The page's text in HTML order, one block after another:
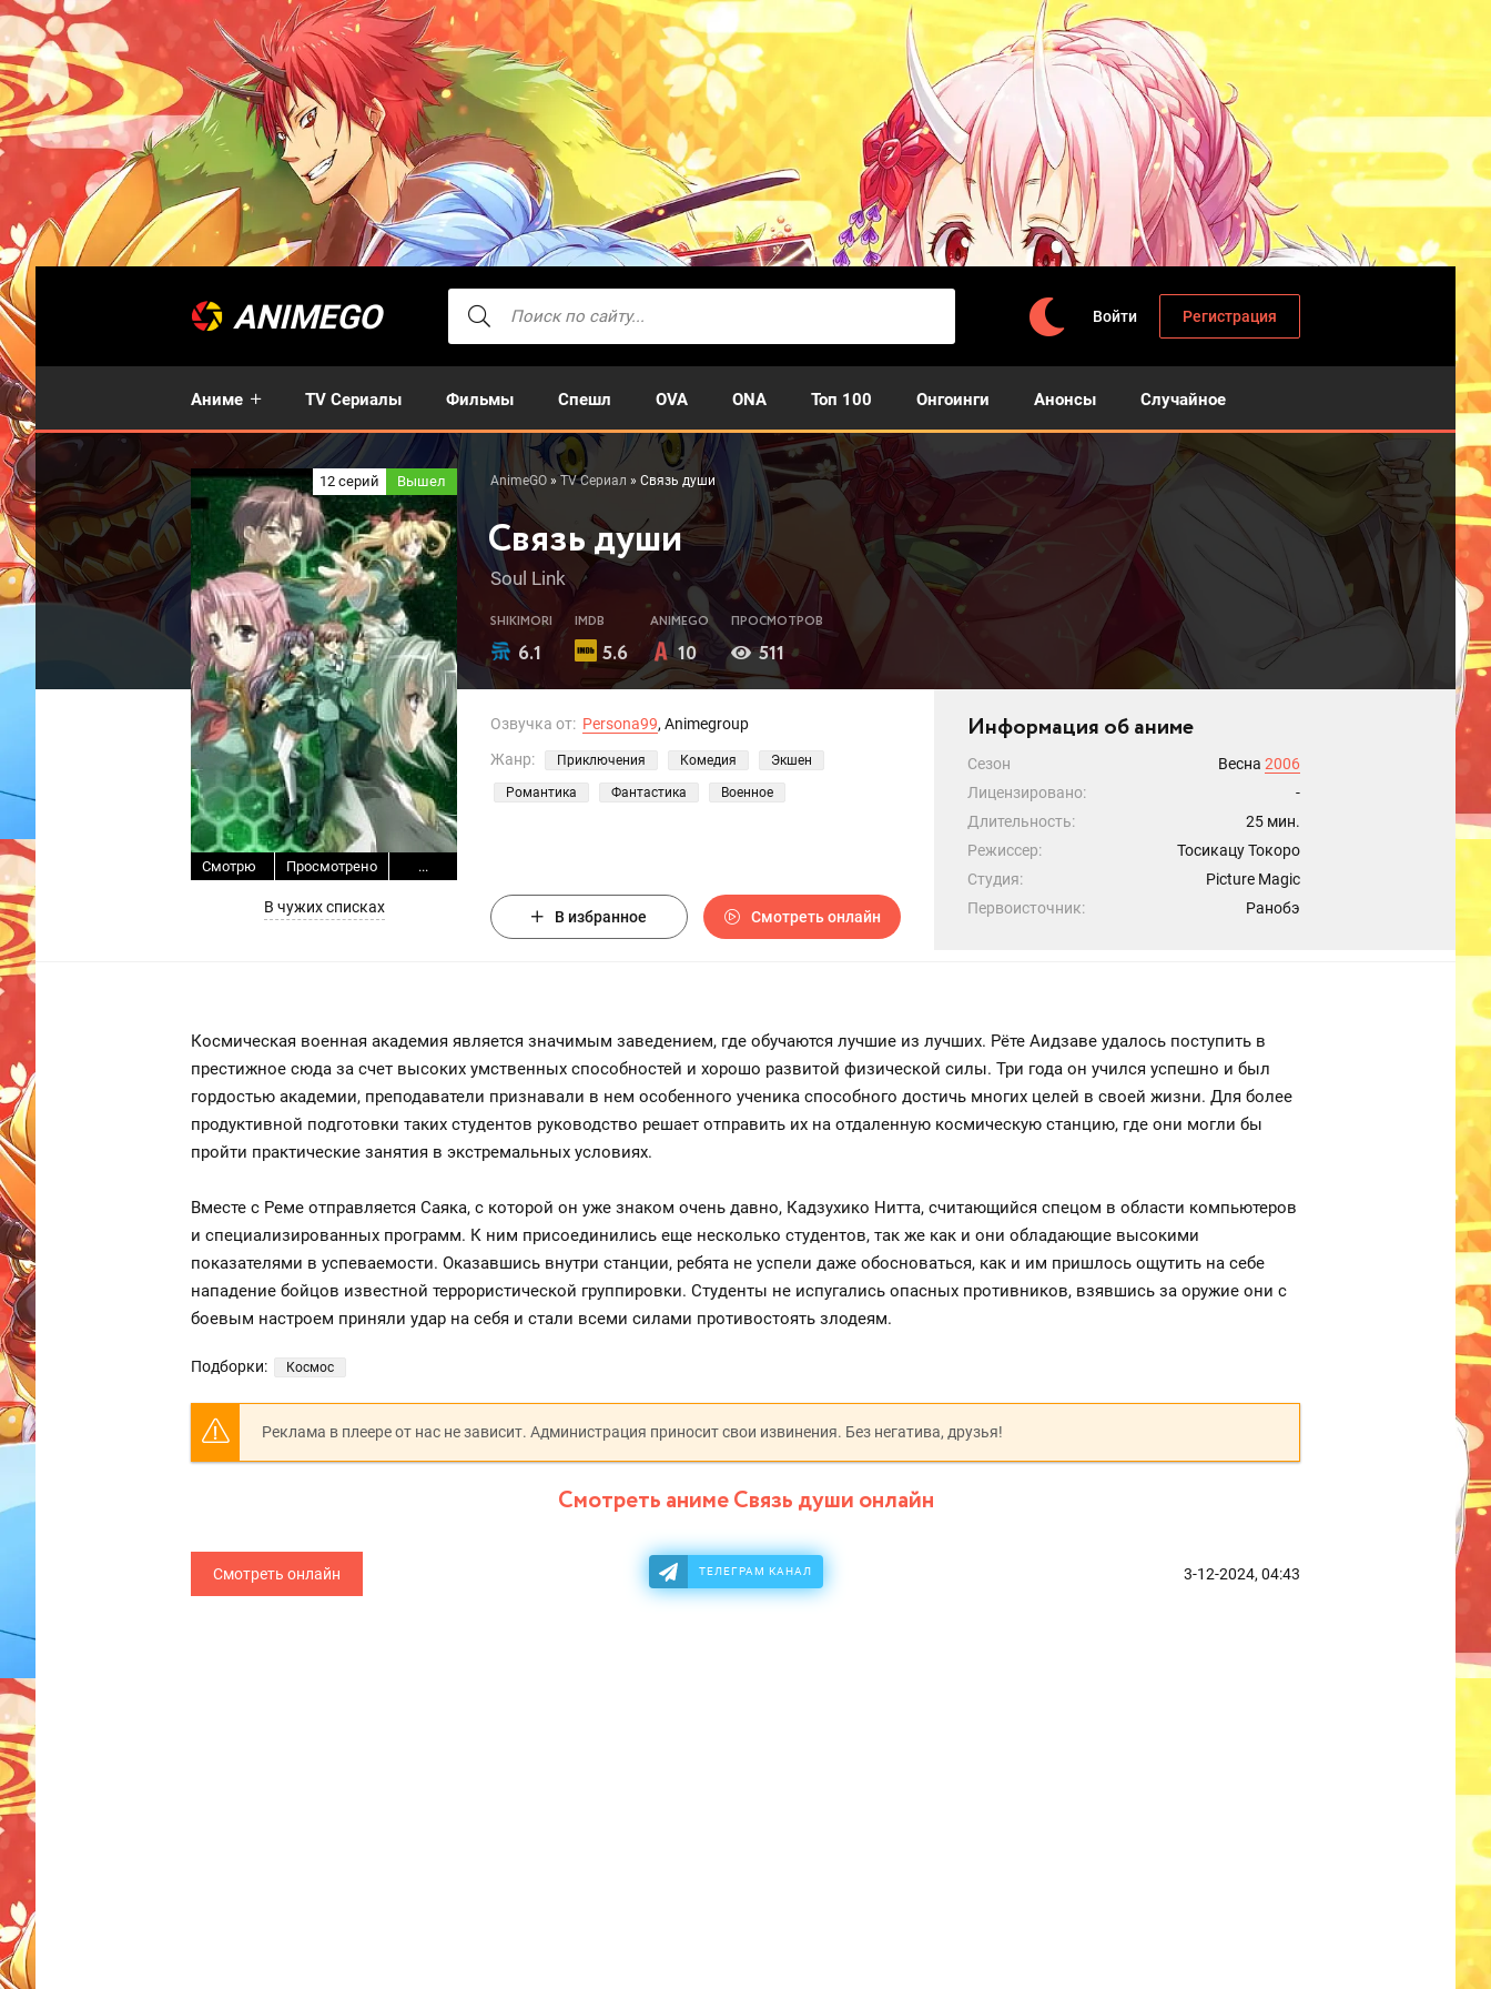
ANIMEGO Войти Регистрация
Аниме TV Сериалы Фильмы Спешл OVA ONA Топ 100 Онгоинги Анонсы Случайное
AnimeGO »TV Сериал » Связь души
Связь души
12 серий Вышел
Смотрю Просмотрено ...
В чужих списках
Soul Link
SHIKIMORI
6.1
IMDB
5.6
ANIMEGO
10
ПРОСМОТРОВ
511
Озвучка от: Persona99, Animegroup
Жанр:
Приключения Комедия Экшен
Романтика Фантастика Военное
В избранное Смотреть онлайн
Информация об аниме
Сезон Весна 2006
Лицензировано:
-
Длительность:
25 мин.
Режиссер:
Тосикацу Токоро
Студия:
Picture Magic
Первоисточник:
Ранобэ
Космическая военная академия является значимым заведением, где обучаются лучшие из лучших. Рёте Аидзаве удалось поступить в
престижное сюда за счет высоких умственных способностей и хорошо развитой физической силы. Три года он учился успешно и был
гордостью академии, преподаватели признавали в нем особенного ученика способного достичь многих целей в своей жизни. Для более
продуктивной подготовки таких студентов руководство решает отправить их на отдаленную космическую станцию, где они могли бы
пройти практические занятия в экстремальных условиях.
Вместе с Реме отправляется Саяка, с которой он уже знаком очень давно, Кадзухико Нитта, считающийся спецом в области компьютеров
и специализированных программ. К ним присоединились еще несколько студентов, так же как и они обладающие высокими
показателями в успеваемости. Оказавшись внутри станции, ребята не успели даже обосноваться, как и им пришлось ощутить на себе
нападение бойцов известной террористической группировки. Студенты не испугались опасных противников, взявшись за оружие они с
боевым настроем приняли удар на себя и стали всеми силами противостоять злодеям.
Подборки: Космос
Реклама в плеере от нас не зависит. Администрация приносит свои извинения. Без негатива, друзья!
Смотреть аниме Связь души онлайн
Смотреть онлайн 3-12-2024, 04:43
ТЕЛЕГРАМ КАНАЛ